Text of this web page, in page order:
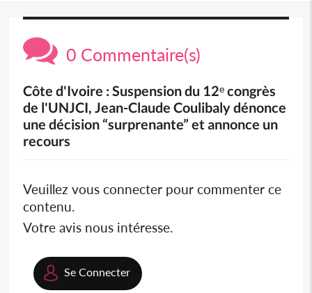
0 Commentaire(s)
Côte d'Ivoire : Suspension du 12ᵉ congrès
de l'UNJCI, Jean-Claude Coulibaly dénonce
une décision “surprenante” et annonce un
recours
Veuillez vous connecter pour commenter ce
contenu.
Votre avis nous intéresse.
Se Connecter